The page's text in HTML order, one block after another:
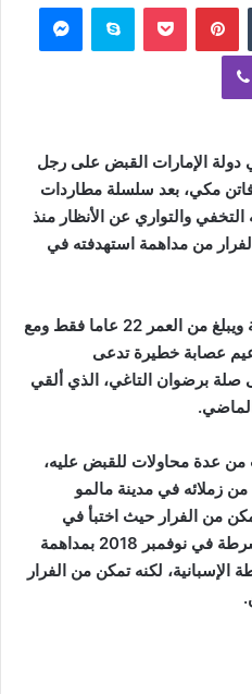
بينتيريست سكايب
ڤايبر
دولة الإمارات القبض على رجل
فاتن مكي، بعد سلسلة مطاردات
والتواري عن الأنظار منذ
تمكنه من الفرار من مداهمة استهدفته في
أمير فاتن مكي، دنماركي الجنسية ويبلغ من العمر 22 عاما فقط ومع
عصابة خطيرة تدعى
صلة برضوان التاغي، الذي ألقي
من عدة محاولات للقبض عليه،
زملائه في مدينة مالمو
2018، لكنه تمكن من الفرار حيث اختبأ في
إسبانيا، وهناك أيضا استهدفته الشرطة في نوفمبر 2018 بمداهمة
120 من الشرطة الإسبانية، لكنه تمكن من الفرار